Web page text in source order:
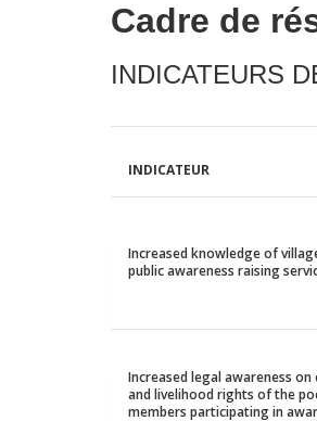
Cadre de
INDICATEURS
INDICATEUR
Increased knowledge of
public awareness raising
Increased legal awareness
and livelihood rights of the
members participating in